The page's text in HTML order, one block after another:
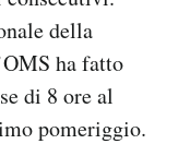
della
ha fatto
di 8 ore al
pomeriggio.